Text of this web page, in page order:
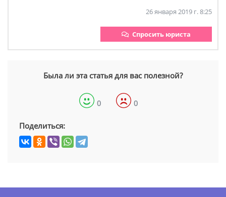
26 января 2019 г. 8:25
Спросить юриста
Была ли эта статья для вас полезной?
0 0
Поделиться: